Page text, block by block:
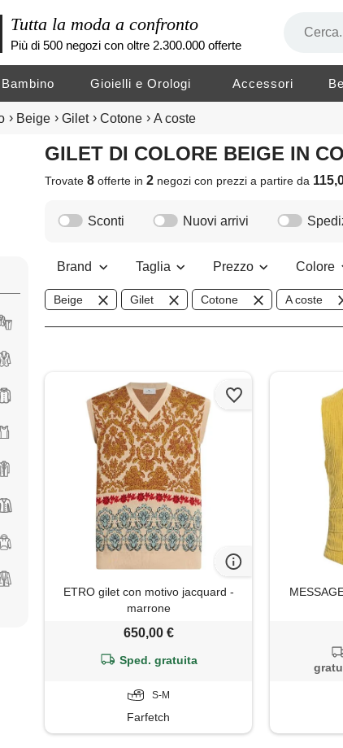
Tutta la moda a confronto
Più di 500 negozi con oltre 2.300.000 offerte
Bambino Gioielli e Orologi Accessori
› Beige › Gilet › Cotone › A coste
GILET DI COLORE BEIGE IN
Trovate8 offerte in2 negozicon prezzi a partire da
Sconti Nuovi arrivi
Brand Taglia Prezzo Colore
Beige Gilet Cotone A coste
ETRO gilet con motivo jacquard -
marrone
650,00 €
Sped. gratuita
S-M
Farfetch